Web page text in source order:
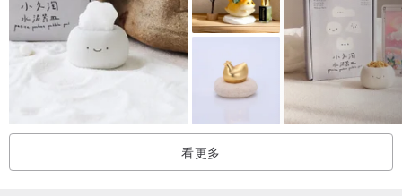
請注意: 勿強力加壓/ 撞擊/ 或重摔. 否則將導致產品脆裂或破損
避免靠近火源,陽光,長時間直射或高溫及潮濕處
請勿將產品長時間浸泡於水中, 或以溶劑清洗及擦拭
清洗時請用清水沖洗並以柔軟布料拭乾, 切勿使用菜瓜布或粗糙布料刷
清洗後請擦拭乾淨, 並放置於通風處即可
可用天然油脂(如可食用油)擦拭保養您的木製產品,讓它維持良好的狀
看更多